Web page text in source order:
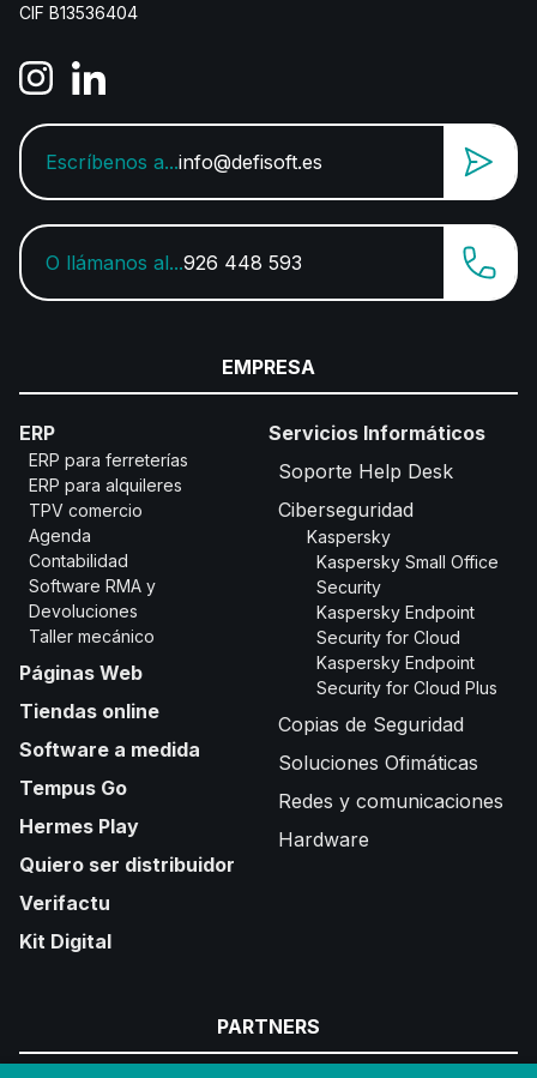
CIF B13536404
Escríbenos a...info@defisoft.es
O llámanos al...926 448 593
EMPRESA
ERP
ERP para ferreterías
ERP para alquileres
TPV comercio
Agenda
Contabilidad
Software RMA y
Devoluciones
Taller mecánico
Páginas Web
Tiendas online
Software a medida
Tempus Go
Hermes Play
Quiero ser distribuidor
Verifactu
Kit Digital
Servicios Informáticos
Soporte Help Desk
Ciberseguridad
Kaspersky
Kaspersky Small Office
Security
Kaspersky Endpoint
Security for Cloud
Kaspersky Endpoint
Security for Cloud Plus
Copias de Seguridad
Soluciones Ofimáticas
Redes y comunicaciones
Hardware
PARTNERS